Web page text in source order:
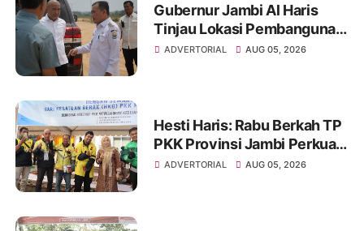
Gubernur Jambi Al Haris
Tinjau Lokasi Pembangunan
Sekolah Rakyat dan Lokasi
ADVERTORIAL AUG 05, 2026
Hesti Haris: Rabu Berkah TP
PKK Provinsi Jambi Perkuat
Literasi Keuangan dan
ADVERTORIAL AUG 05, 2026